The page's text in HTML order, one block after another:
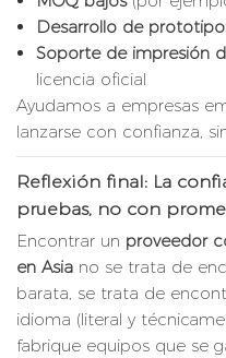
Desarrollo de
Soporte de impresión
licencia oficial
Ayudamos a empresas
lanzarse con confianza,
Reflexión final: La
pruebas, no con
Encontrar un proveedor
en Asia no se trata de
barata, se trata de
idioma (literal y
fabrique equipos que se